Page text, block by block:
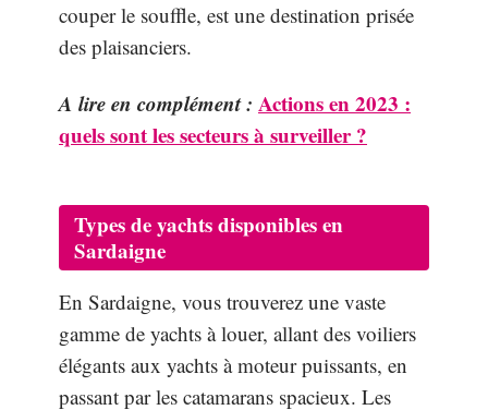
couper le souffle, est une destination prisée
des plaisanciers.
A lire en complément : Actions en 2023 :
quels sont les secteurs à surveiller ?
Types de yachts disponibles en
Sardaigne
En Sardaigne, vous trouverez une vaste
gamme de yachts à louer, allant des voiliers
élégants aux yachts à moteur puissants, en
passant par les catamarans spacieux. Les